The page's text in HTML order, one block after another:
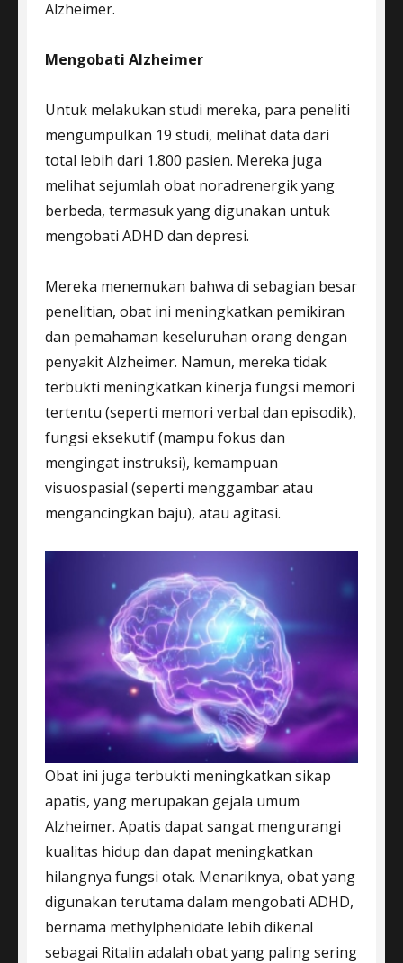
Alzheimer.
Mengobati Alzheimer
Untuk melakukan studi mereka, para peneliti
mengumpulkan 19 studi, melihat data dari
total lebih dari 1.800 pasien. Mereka juga
melihat sejumlah obat noradrenergik yang
berbeda, termasuk yang digunakan untuk
mengobati ADHD dan depresi.
Mereka menemukan bahwa di sebagian besar
penelitian, obat ini meningkatkan pemikiran
dan pemahaman keseluruhan orang dengan
penyakit Alzheimer. Namun, mereka tidak
terbukti meningkatkan kinerja fungsi memori
tertentu (seperti memori verbal dan episodik),
fungsi eksekutif (mampu fokus dan
mengingat instruksi), kemampuan
visuospasial (seperti menggambar atau
mengancingkan baju), atau agitasi.
Obat ini juga terbukti meningkatkan sikap
apatis, yang merupakan gejala umum
Alzheimer. Apatis dapat sangat mengurangi
kualitas hidup dan dapat meningkatkan
hilangnya fungsi otak. Menariknya, obat yang
digunakan terutama dalam mengobati ADHD,
bernama methylphenidate lebih dikenal
sebagai Ritalin adalah obat yang paling sering